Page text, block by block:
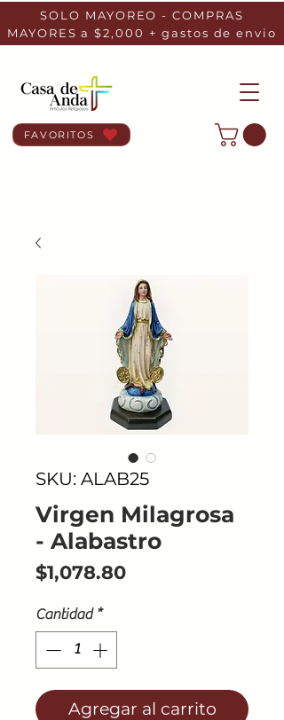
SOLO MAYOREO - COMPRAS
MAYORES a $2,000 + gastos de envio
FAVORITOS
SKU: ALAB25
Virgen Milagrosa
- Alabastro
$1,078.80Precio
Cantidad *
Agregar al carrito